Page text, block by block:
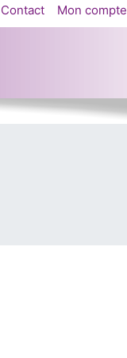
Contact Mon compte